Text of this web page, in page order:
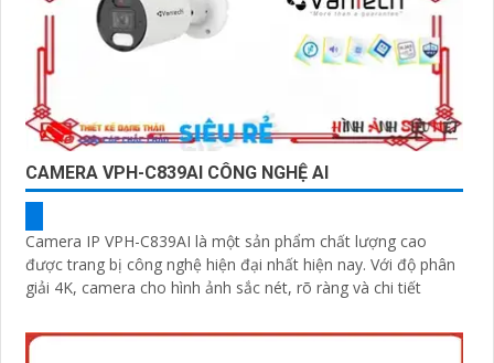
CAMERA VPH-C839AI CÔNG NGHỆ AI
Camera IP VPH-C839AI là một sản phẩm chất lượng cao
được trang bị công nghệ hiện đại nhất hiện nay. Với độ phân
giải 4K, camera cho hình ảnh sắc nét, rõ ràng và chi tiết